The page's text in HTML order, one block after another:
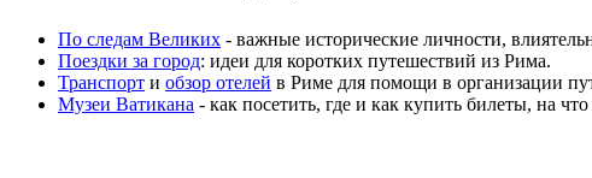
По следам Великих - важные исторические личности,
Поездки за город: идеи для коротких путешествий из Рима.
Транспорт и обзор отелей в Риме для помощи в организации
Музеи Ватикана - как посетить, где и как купить билеты, на